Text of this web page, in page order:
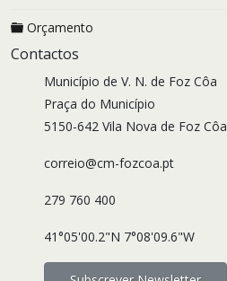
Orçamento
Contactos
Município de V. N. de Foz Côa
Praça do Município
5150-642 Vila Nova de Foz Côa
correio@cm-fozcoa.pt
279 760 400
41°05'00.2"N 7°08'09.6"W